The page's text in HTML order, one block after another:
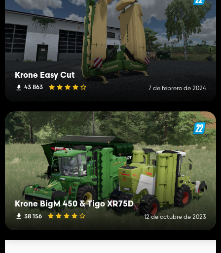
Krone Easy Cut
43 863 7 de febrero de 2024
Krone BigM 450 & Tigo XR75D
38 156 12 de octubre de 2023